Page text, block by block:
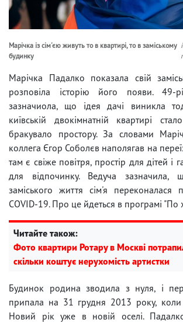
Марічка із сім'єю живуть то в квартирі, то в заміському
будинку
Марічка Падалко показала свій
розповіла історію його появи. 49-
зазначиола, що ідея дачі виникла
київській двокімнатній квартирі
бракувало простору. За словами
коллега Єгор Соболєв наполягав на
там є свіже повітря, простір для дітей і
для відпочинку. Ведуча зазначила,
заміського життя сім'я переконалася
COVID-19. Про це йдеться в програмі "По
Читайте також:
Фото квартири Ротару в Москві
скільки коштує нерухомість артистки
Будинок родина зводила з нуля, і
припала на 31 грудня 2013 року, коли
Новий рік уже в новій оселі.